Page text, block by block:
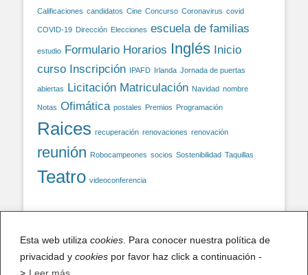
Esta web utiliza cookies . Para conocer nuestra política de
privacidad y cookies por favor haz click a continuación -
> Leer más
Calificaciones candidatos Cine Concurso Coronavirus covid
COVID-19 Dirección Elecciones escuela de familias
estudio Formulario Horarios Inglés Inicio
curso Inscripción IPAFD Irlanda Jornada de puertas
abiertas Licitación Matriculación Navidad nombre
Notas Ofimática postales Premios Programación
Raices recuperación renovaciones renovación
reunión Robocampeones socios Sostenibilidad Taquillas
Teatro videoconferencia
Facebook